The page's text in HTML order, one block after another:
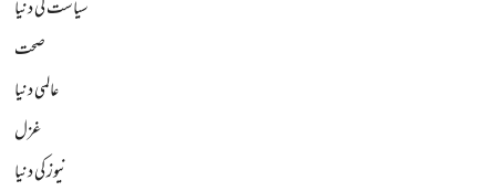
سیاست کی دنیا
صحت
عالمی دنیا
غزل
نیوز کی دنیا